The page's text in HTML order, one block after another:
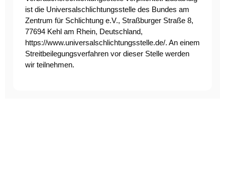
ist die Universalschlichtungsstelle des Bundes am
Zentrum für Schlichtung e.V., Straßburger Straße 8,
77694 Kehl am Rhein, Deutschland,
https://www.universalschlichtungsstelle.de/. An einem
Streitbeilegungsverfahren vor dieser Stelle werden
wir teilnehmen.